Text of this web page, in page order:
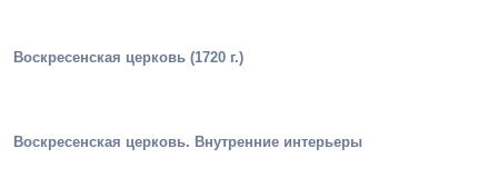
Воскресенская церковь (1720 г.)
Воскресенская церковь. Внутренние интерьеры